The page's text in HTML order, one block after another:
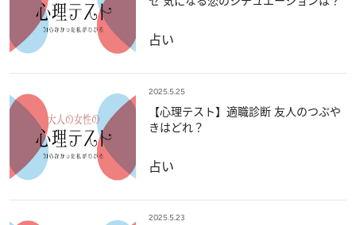
占い
2025.5.25
【心理テスト】適職診断 友人のつぶや
きはどれ？
占い
2025.5.23